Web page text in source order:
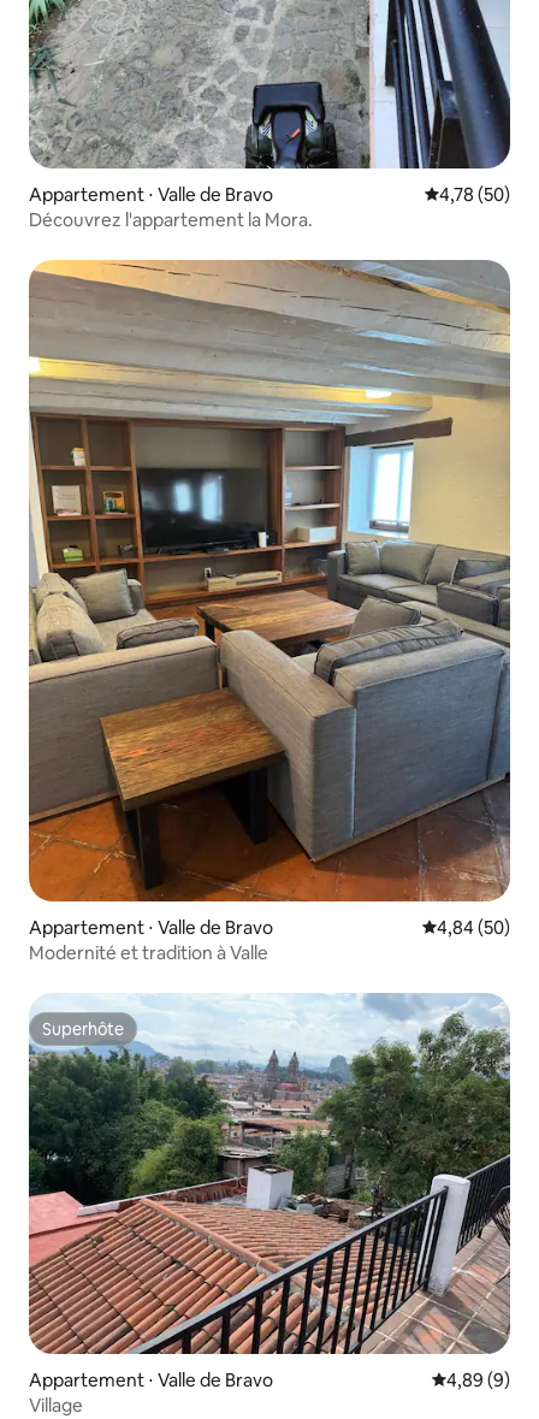
Appartement ⋅ Valle de Bravo Évaluation
4,78 (50)
Découvrez l'appartement la Mora.
Appartement ⋅ Valle de Bravo Évaluation
4,84 (50)
Modernité et tradition à Valle
Superhôte
Superhôte
Appartement ⋅ Valle de Bravo Évaluation
4,89 (9)
Village